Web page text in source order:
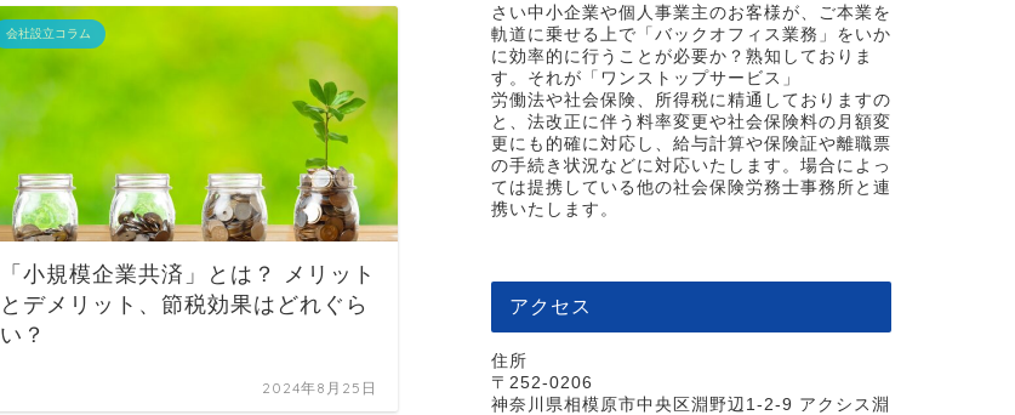
会社設立コラム
「小規模企業共済」とは？ メリット
とデメリット、節税効果はどれぐら
い？
2024年8月25日
さい中小企業や個人事業主のお客様が、ご本業を
軌道に乗せる上で「バックオフィス業務」をいか
に効率的に行うことが必要か？熟知しておりま
す。それが「ワンストップサービス」
労働法や社会保険、所得税に精通しておりますの
と、法改正に伴う料率変更や社会保険料の月額変
更にも的確に対応し、給与計算や保険証や離職票
の手続き状況などに対応いたします。場合によっ
ては提携している他の社会保険労務士事務所と連
携いたします。
アクセス
住所
〒252-0206
神奈川県相模原市中央区淵野辺1-2-9 アクシス淵